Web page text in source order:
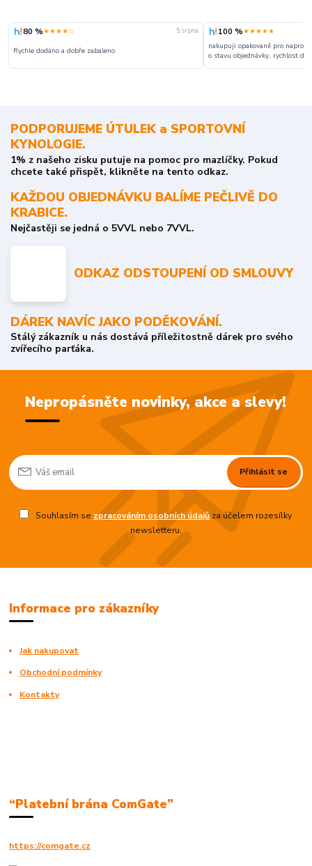
80 %★★★★☆ 5. srpna
Rychle dodáno a dobře zabaleno.
100 %★★★★★
nakupuji opakovaně pro
o stavu objednávky, rychlost
PODPORUJEME ÚTULEK a SPORTOVNÍ
KYNOLOGIE.
1% z našeho zisku putuje na pomoc pro mazlíčky. Pokud
chcete také přispět, klikněte na tento odkaz.
KAŽDOU OBJEDNÁVKU BALÍME PEČLIVĚ DO
KRABICE.
Nejčastěji se jedná o 5VVL nebo 7VVL.
ODKAZ ODSTOUPENÍ OD SMLOUVY
DÁREK NAVÍC JAKO PODĚKOVÁNÍ.
Stálý zákazník u nás dostává příležitostně dárek pro svého
zvířecího parťáka.
Nepropásněte novinky, akce a slevy!
Přihlásit se
Souhlasím se zpracováním osobních údajůza účelem rozesílky
newsletteru.
Informace pro zákazníky
Jak nakupovat
Obchodní podmínky
Kontakty
“Platební brána ComGate”
https://comgate.cz